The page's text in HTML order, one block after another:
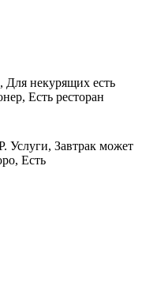
Для некурящих есть
Есть ресторан
Услуги, Завтрак может
Есть